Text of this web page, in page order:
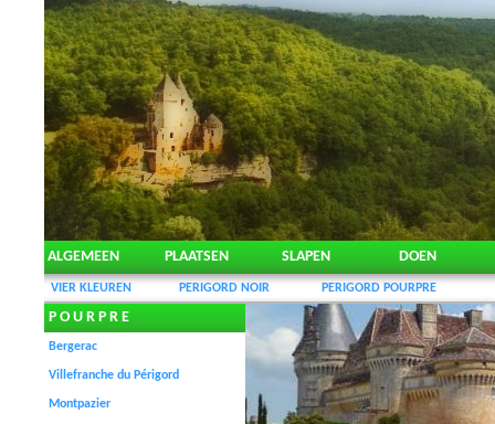
ALGEMEEN PLAATSEN SLAPEN DOEN
VIER KLEUREN PERIGORD NOIR PERIGORD POURPRE
P O U R P R E
Bergerac
Villefranche du Périgord
Montpazier